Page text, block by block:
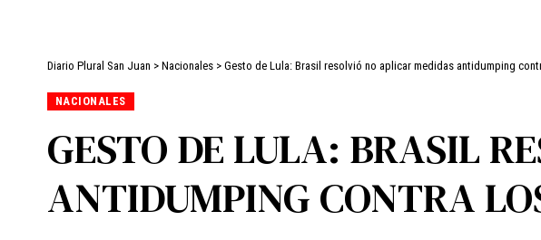
Diario Plural San Juan > Nacionales > Gesto de Lula: Brasil resolvió no aplicar medidas antidumping
NACIONALES
GESTO DE LULA: BRASIL
ANTIDUMPING CONTRA